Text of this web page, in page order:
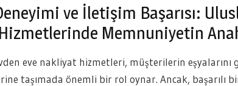
ve İletişim Başarısı:
Memnuniyetin
eve nakliyat hizmetleri, müşterilerin eşyalarını
taşımada önemli bir rol oynar. Ancak, başarılı